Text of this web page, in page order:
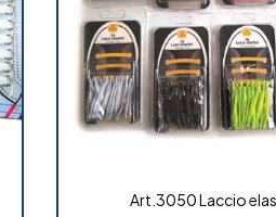
Art.3050 Laccio